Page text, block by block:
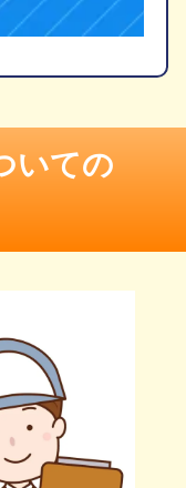
いての